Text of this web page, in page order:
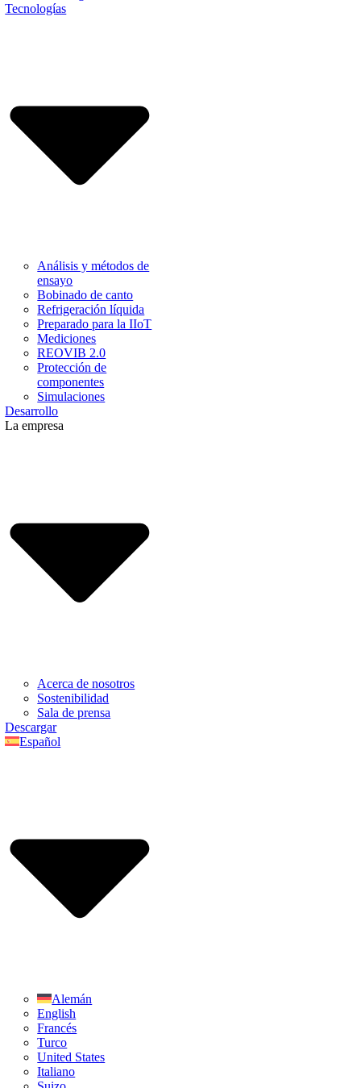
Tecnologías
Análisis y métodos de
ensayo
Bobinado de canto
Refrigeración líquida
Preparado para la IIoT
Mediciones
REOVIB 2.0
Protección de
componentes
Simulaciones
Desarrollo
La empresa
Acerca de nosotros
Sostenibilidad
Sala de prensa
Descargar
Español
Alemán
English
Francés
Turco
United States
Italiano